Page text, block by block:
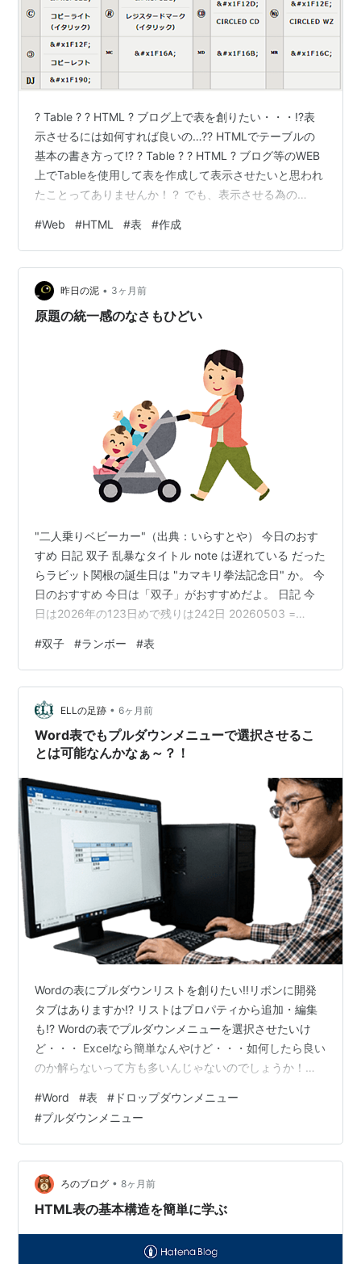
? Table ? ? HTML ? ブログ上で表を創りたい・・・!?表
示させるには如何すれば良いの…?? HTMLでテーブルの
基本の書き方って!? ? Table ? ? HTML ? ブログ等のWEB
上でTableを使用して表を作成して表示させたいと思われ
たことってありませんか！？ でも、表示させる為の
し・・・それを画像としてアップされてませんでしょう
か！？ 今日は、WEB上で表を作成するHTMLのタグの基
本を書いて置こうと思います。 【ブログ上で表を作成す
る方法】 先ず、表の『一番外枠』が『<table> ～
</table>』で表示さ…
#Web #HTML #表 #作成
昨日の泥 • 3ヶ月前
原題の統一感のなさもひどい
"二人乗りベビーカー"（出典：いらすとや） 今日のおす
すめ 日記 双子 乱暴なタイトル note は遅れている だった
らラビット関根の誕生日は "カマキリ拳法記念日" か。 今
日のおすすめ 今日は「双子」がおすすめだよ。 日記 今
日は2026年の123日めで残りは242日 20260503 =
の数: 3種）。１の位が３の素数しかでてこない。 今朝の
手稲山。2026.05.03 今日も家に籠もって過ごした。 双
子 「あなたには双子の兄弟がいますか？」 「いいえ、い
ません」 「いないって証明できますか？あなたが知…
#双子 #ランボー #表
ELLの足跡 • 6ヶ月前
Word表でもプルダウンメニューで選択させるこ
とは可能なんかなぁ～？！
Wordの表にプルダウンリストを創りたい!!リボンに開発
タブはありますか!? リストはプロパティから追加・編集
も!? Wordの表でプルダウンメニューを選択させたいけ
ど・・・ Excelなら簡単なんやけど・・・如何したら良い
のか解らないって方も多いんじゃないのでしょうか！？
「開発」タブが表示されている人は簡単なんですが表示
されていない人は「開発」タブを表示させなければ無理
なんですよ。 今日は、先ず、①開発タブの表示のさせ
方・・・次いで、②プルダウンメニューの挿入の仕方を
書いて置こうと思います。 【リボンに「開発」タブを表
示させる方法】 先ず…
#Word #表 # ドロップダウンメニュー
#プルダウンメニュー
ろのブログ • 8ヶ月前
HTML表の基本構造を簡単に学ぶ